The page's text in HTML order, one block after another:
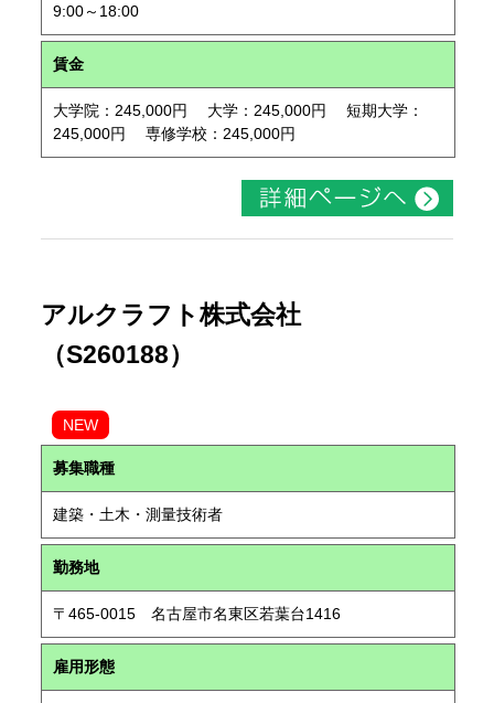
9:00～18:00
賃金
大学院：245,000円 大学：245,000円 短期大学：
245,000円 専修学校：245,000円
アルクラフト株式会社
（S260188）
NEW
募集職種
建築・土木・測量技術者
勤務地
〒465-0015 名古屋市名東区若葉台1416
雇用形態